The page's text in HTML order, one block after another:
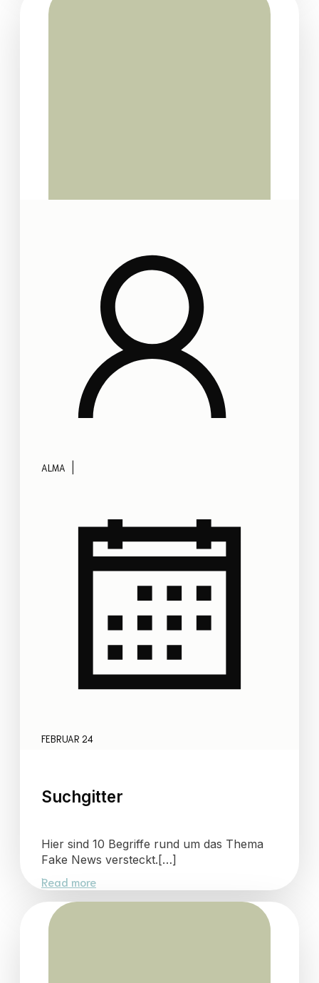
ALMA
FEBRUAR 24
Suchgitter
Hier sind 10 Begriffe rund um das Thema
Fake News versteckt.[…]
Read more